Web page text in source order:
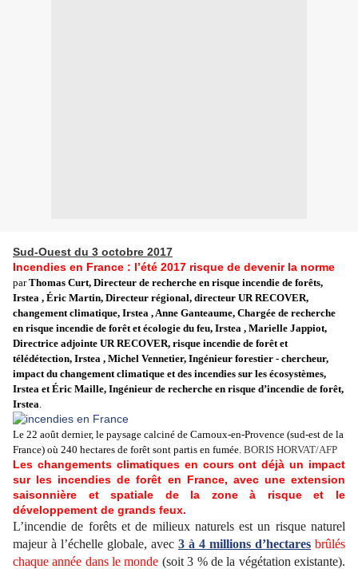
Sud-Ouest du 3 octobre 2017
Incendies en France : l’été 2017 risque de devenir la norme
parThomas Curt, Directeur de recherche en risque incendie de forêts,
Irstea , Éric Martin, Directeur régional, directeur UR RECOVER,
changement climatique, Irstea , Anne Ganteaume, Chargée de recherche
en risque incendie de forêt et écologie du feu, Irstea , Marielle Jappiot,
Directrice adjointe UR RECOVER, risque incendie de forêt et
télédétection, Irstea , Michel Vennetier, Ingénieur forestier - chercheur,
impact du changement climatique et des incendies sur les écosystèmes,
Irstea et Éric Maille, Ingénieur de recherche en risque d’incendie de forêt,
Irstea.
Le 22 août dernier, le paysage calciné de Carnoux-en-Provence (sud-est de la
France) où 240 hectares de forêt sont partis en fumée. BORIS HORVAT/AFP
Les changements climatiques en cours ont déjà un impact
sur les incendies de forêt en France, avec une extension
saisonnière et spatiale de la zone à risque et le
développement de grands feux.
L’incendie de forêts et de milieux naturels est un risque naturel
majeur à l’échelle globale, avec 3 à 4 millions d’hectares brûlés
chaque année dans le monde (soit 3 % de la végétation existante).